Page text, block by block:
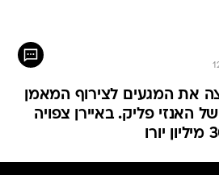
את המגעים לצירוף המאמן
האנזי פליק. באיירן צפויה